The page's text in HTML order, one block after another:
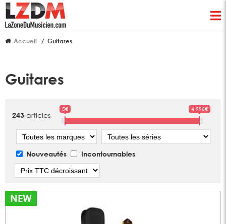
Accueil Guitares
Guitares
243 articles
5€ 4 996€
Marque Série
Nouveautés
Incontournables
NEW